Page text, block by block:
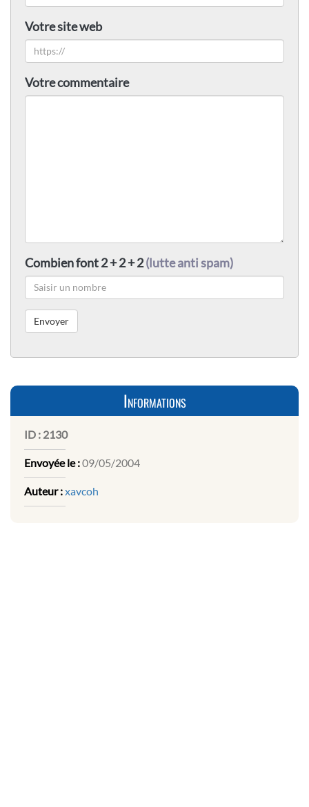
Votre site web
Votre commentaire
Combien font 2 + 2 + 2(lutte anti spam)
Informations
ID : 2130
Envoyée le :09/05/2004
Auteur :xavcoh